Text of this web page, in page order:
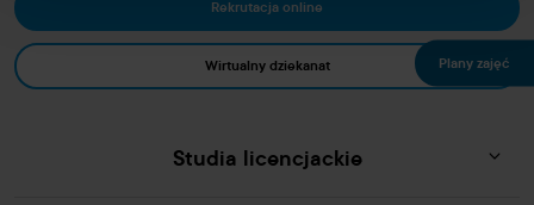
Plany zajęć
Rekrutacja online
Wirtualny dziekanat
Studia licencjackie